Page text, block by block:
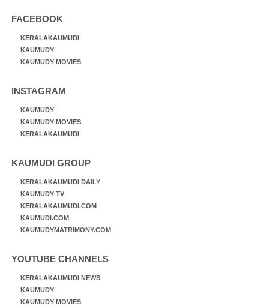
FACEBOOK
KERALAKAUMUDI
KAUMUDY
KAUMUDY MOVIES
INSTAGRAM
KAUMUDY
KAUMUDY MOVIES
KERALAKAUMUDI
KAUMUDI GROUP
KERALAKAUMUDI DAILY
KAUMUDY TV
KERALAKAUMUDI.COM
KAUMUDI.COM
KAUMUDYMATRIMONY.COM
YOUTUBE CHANNELS
KERALAKAUMUDI NEWS
KAUMUDY
KAUMUDY MOVIES